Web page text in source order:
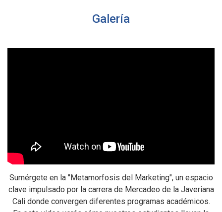
Galería
Sumérgete en la "Metamorfosis del Marketing", un espacio
clave impulsado por la carrera de Mercadeo de la Javeriana
Cali donde convergen diferentes programas académicos.